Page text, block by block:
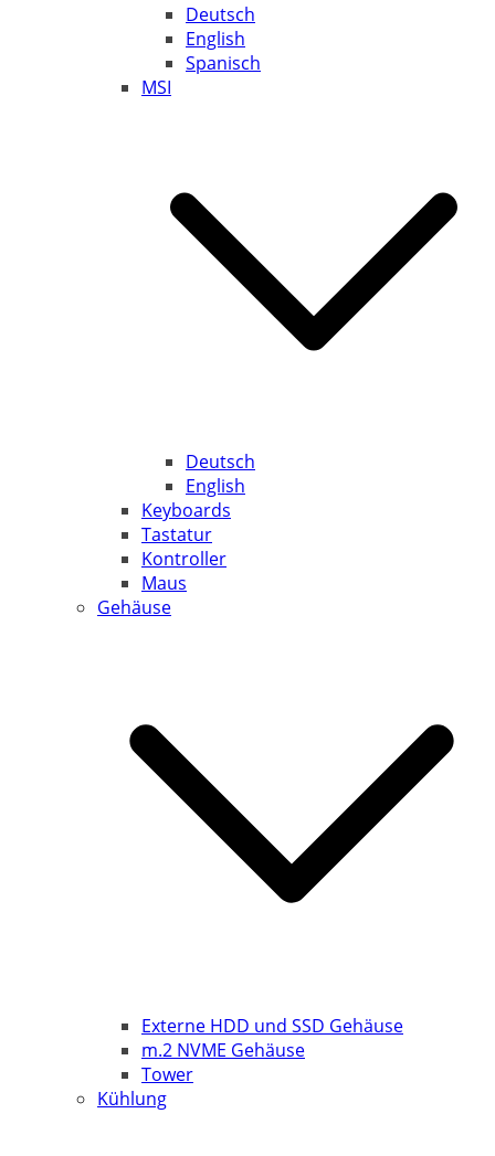
Deutsch
English
Spanisch
MSI
Deutsch
English
Keyboards
Tastatur
Kontroller
Maus
Gehäuse
Externe HDD und SSD Gehäuse
m.2 NVME Gehäuse
Tower
Kühlung